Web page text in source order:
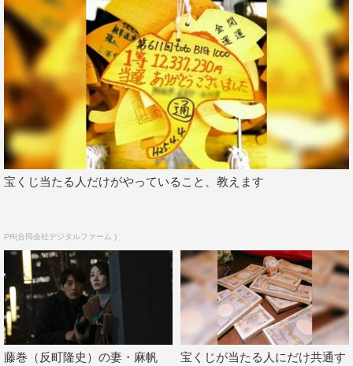
『グレイトギフト』©テレビ朝日
さらに、第4話では藤巻＆久留米の“最強の変人タッグ”が
ギフトによる負の連鎖を断ち切るべく、ついに反撃開始。
対人関係においてはすこぶる不器用ながらも、病理の分野
では類まれなる洞察力＆研究能力を誇る2人。彼らは一体
どんな手に打って出るのか。最強タッグの一挙手一投足に
注目だ。
一方、ギフトを使った連続殺人も超加速。あろうことか、
続けにギフトによる急性心不全で死亡してしまう。同時
に、藤巻が培養していたギフトが何者かによって盗み出さ
れていたことが判明。これまで権力争いのために悪用され
てきたギフトだが、ここへ来て“金”が絡んだ連続殺人にま
でも発展していく。
容赦なく負の猛威を振るい続けるギフト。果たして、新た
宝くじ当たる人だけがやっていること、教えます
PR(合同会社デジタルファーム )
藤巻（反町隆史）の妻・麻帆
宝くじが当たる人にだけ共通す